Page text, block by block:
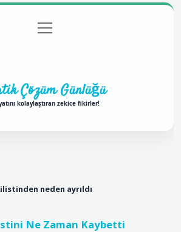
Gizlilik Politikası
menüyü
aç
Çözüm Günlüğü
kolaylaştıran zekice fikirler!
neden ayrıldı
Ne Zaman Kaybetti